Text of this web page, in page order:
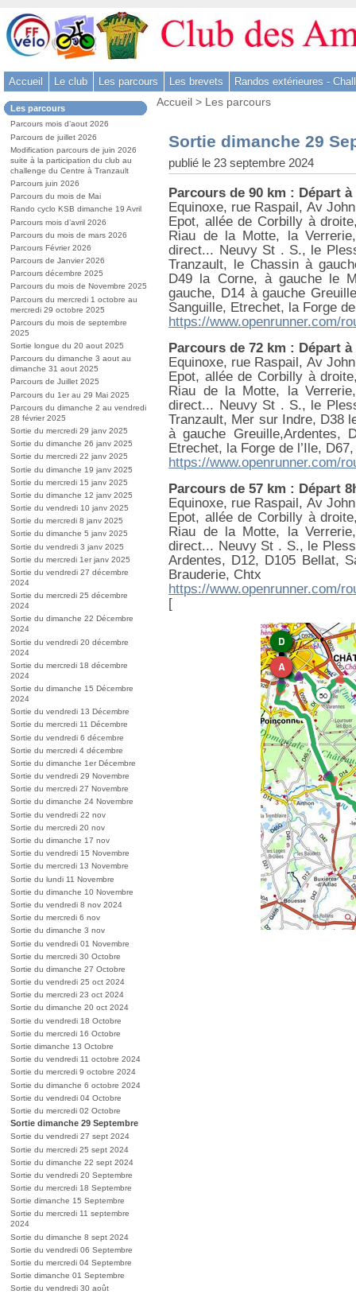
Aller
au
contenu
Aller
menu
-
Aller
à
la
recherche
Accueil Le club Les parcours Les brevets Randos extérieures -
Dans
la
rubrique
:
Les parcours
Parcours mois d’aout 2026
Parcours de juillet 2026
Modification parcours de juin 2026
suite à la participation du club au
challenge du Centre à Tranzault
Parcours juin 2026
Parcours du mois de Mai
Rando cyclo KSB dimanche 19 Avril
Parcours mois d’avril 2026
Parcours du mois de mars 2026
Parcours Février 2026
Parcours de Janvier 2026
Parcours décembre 2025
Parcours du mois de Novembre 2025
Parcours du mercredi 1 octobre au
mercredi 29 octobre 2025
Parcours du mois de septembre
2025
Sortie longue du 20 aout 2025
Parcours du dimanche 3 aout au
dimanche 31 aout 2025
Parcours de Juillet 2025
Parcours du 1er au 29 Mai 2025
Parcours du dimanche 2 au vendredi
28 février 2025
Sortie du mercredi 29 janv 2025
Sortie du dimanche 26 janv 2025
Sortie du mercredi 22 janv 2025
Sortie du dimanche 19 janv 2025
Sortie du mercredi 15 janv 2025
Sortie du dimanche 12 janv 2025
Sortie du vendredi 10 janv 2025
Sortie du mercredi 8 janv 2025
Sortie du dimanche 5 janv 2025
Sortie du vendredi 3 janv 2025
Sortie du mercredi 1er janv 2025
Sortie du vendredi 27 décembre
2024
Sortie du mercredi 25 décembre
2024
Sortie du dimanche 22 Décembre
2024
Sortie du vendredi 20 décembre
2024
Sortie du mercredi 18 décembre
2024
Sortie du dimanche 15 Décembre
2024
Sortie du vendredi 13 Décembre
Sortie du mercredi 11 Décembre
Sortie du vendredi 6 décembre
Sortie du mercredi 4 décembre
Sortie du dimanche 1er Décembre
Sortie du vendredi 29 Novembre
Sortie du mercredi 27 Novembre
Sortie du dimanche 24 Novembre
Sortie du vendredi 22 nov
Sortie du mercredi 20 nov
Sortie du dimanche 17 nov
Sortie du vendredi 15 Novembre
Sortie du mercredi 13 Novembre
Sortie du lundi 11 Novembre
Sortie du dimanche 10 Novembre
Sortie du vendredi 8 nov 2024
Sortie du mercredi 6 nov
Sortie du dimanche 3 nov
Sortie du vendredi 01 Novembre
Sortie du mercredi 30 Octobre
Sortie du dimanche 27 Octobre
Sortie du vendredi 25 oct 2024
Sortie du mercredi 23 oct 2024
Sortie du dimanche 20 oct 2024
Sortie du vendredi 18 Octobre
Sortie du mercredi 16 Octobre
Sortie dimanche 13 Octobre
Sortie du vendredi 11 octobre 2024
Sortie du mercredi 9 octobre 2024
Sortie du dimanche 6 octobre 2024
Sortie du vendredi 04 Octobre
Sortie du mercredi 02 Octobre
Sortie dimanche 29 Septembre
Sortie du vendredi 27 sept 2024
Sortie du mercredi 25 sept 2024
Sortie du dimanche 22 sept 2024
Sortie du vendredi 20 Septembre
Sortie du mercredi 18 Septembre
Sortie dimanche 15 Septembre
Sortie du mercredi 11 septembre
2024
Sortie du dimanche 8 sept 2024
Sortie du vendredi 06 Septembre
Sortie du mercredi 04 Septembre
Sortie dimanche 01 Septembre
Sortie du vendredi 30 août
Vous
Accueil > Les parcours
Sortie dimanche 29
publié le 23 septembre 2024
Parcours de 90 km : Départ
Equinoxe, rue Raspail, Av
Epot, allée de Corbilly à
Riau de la Motte, la
direct... Neuvy St . S., le
Tranzault, le Chassin à
D49 la Corne, à gauche le
gauche, D14 à gauche
Sanguille, Etrechet, la Forge
https://www.openrunner.com/
Parcours de 72 km : Départ
Equinoxe, rue Raspail, Av
Epot, allée de Corbilly à
Riau de la Motte, la
direct... Neuvy St . S., le
Tranzault, Mer sur Indre, D38
à gauche Greuille,Ardentes,
Etrechet, la Forge de l’Ile,
https://www.openrunner.com/
Parcours de 57 km : Départ
Equinoxe, rue Raspail, Av
Epot, allée de Corbilly à
Riau de la Motte, la
direct... Neuvy St . S., le
Ardentes, D12, D105 Bellat,
Brauderie, Chtx
https://www.openrunner.com/
[